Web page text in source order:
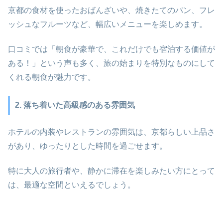
京都の食材を使ったおばんざいや、焼きたてのパン、フレ
ッシュなフルーツなど、幅広いメニューを楽しめます。
口コミでは「朝食が豪華で、これだけでも宿泊する価値が
ある！」という声も多く、旅の始まりを特別なものにして
くれる朝食が魅力です。
2. 落ち着いた高級感のある雰囲気
ホテルの内装やレストランの雰囲気は、京都らしい上品さ
があり、ゆったりとした時間を過ごせます。
特に大人の旅行者や、静かに滞在を楽しみたい方にとって
は、最適な空間といえるでしょう。